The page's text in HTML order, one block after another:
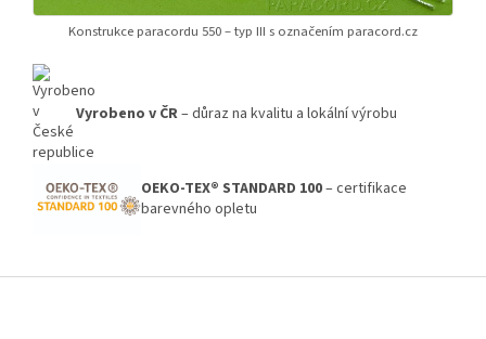
Konstrukce paracordu 550 – typ III s označením paracord.cz
Vyrobeno v ČR– důraz na kvalitu a lokální výrobu
OEKO-TEX® STANDARD 100– certifikace
barevného opletu